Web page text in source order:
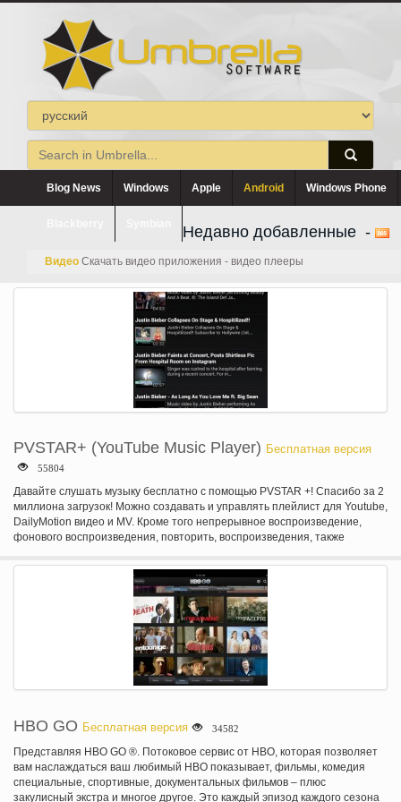
Blog News Windows Apple Android Windows Phone
Недавно добавленные -
Видео Скачать видео приложения - видео плееры
PVSTAR+ (YouTube Music Player) Бесплатная версия
55804
Давайте слушать музыку бесплатно с помощью PVSTAR +! Спасибо за 2
миллиона загрузок! Можно создавать и управлять плейлист для Youtube,
DailyMotion видео и MV. Кроме того непрерывное воспроизведение,
фонового воспроизведения, повторить, воспроизведения, также
-Поиск видео (YouTube, DailyMotion, NicoVideo) - голосовой поиск - поиск
Youtube плейлисты - Поиск Youtube каналы - поиск категории - плейлист
воспроизведения - фоновое воспроизведение - повторить
воспроизведение - Shuffle воспроизведения - Mylist (до 100) - Обои на
Mylist - резервного копирования Mylist - редактировать видео название и
резюме - таймер сна - популярные видео рейтинг - музыки -
#NowPlaying, временная шкала воспроизведения на щебетать -
чирикать видео - видео кэш функция - низкого качества режим (для
медленных сетях) - автоматически остановить когда наушники
app. - Импорт плейлистов с Youtube или NicoVideo. -Просмотр похожие
видео - виджет - простое управление - система также поддерживает
Android 4/3
HBO GO Бесплатная версия 34582
Представляя HBO GO ®. Потоковое сервис от HBO, которая позволяет
вам наслаждаться ваш любимый HBO показывает, фильмы, комедия
специальные, спортивные, документальных фильмов – плюс
закулисный экстра и многое другое. Это каждый эпизод каждого сезона